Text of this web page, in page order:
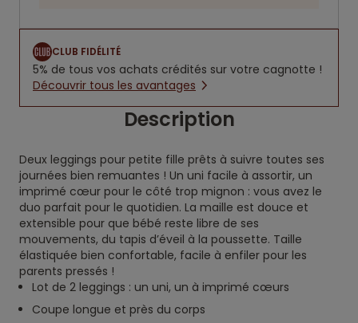
CLUB FIDÉLITÉ
5% de tous vos achats crédités sur votre cagnotte !
Découvrir tous les avantages
Description
Deux leggings pour petite fille prêts à suivre toutes ses
journées bien remuantes ! Un uni facile à assortir, un
imprimé cœur pour le côté trop mignon : vous avez le
duo parfait pour le quotidien. La maille est douce et
extensible pour que bébé reste libre de ses
mouvements, du tapis d’éveil à la poussette. Taille
élastiquée bien confortable, facile à enfiler pour les
parents pressés !
Lot de 2 leggings : un uni, un à imprimé cœurs
Coupe longue et près du corps